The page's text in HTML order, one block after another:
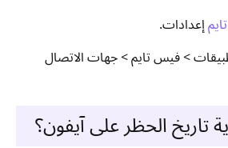
إعدادات.
> فيس تايم > جهات الاتصال
الحظر على آيفون؟